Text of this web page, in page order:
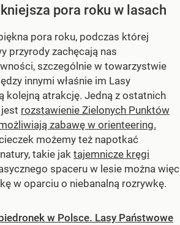
pora roku w lasach
pora roku, podczas której
przyrody zachęcają nas
szczególnie w towarzystwie
innymi właśnie im Lasy
kolejną atrakcję. Jedną z ostatnich
rozstawienie Zielonych Punktów
zabawę w orienteering.
możemy też napotkać
takie jak tajemnicze kręgi
spaceru w lesie można więc
w oparciu o niebanalną rozrywkę.
w Polsce. Lasy Państwowe